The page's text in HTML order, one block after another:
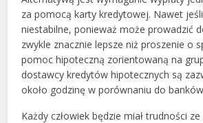
za pomocą karty kredytowej. Nawet
niestabilne, ponieważ może prowadzić
zwykle znacznie lepsze niż proszenie o
pomoc hipoteczną zorientowaną na
dostawcy kredytów hipotecznych są
około godzinę w porównaniu do
Każdy człowiek będzie miał trudności